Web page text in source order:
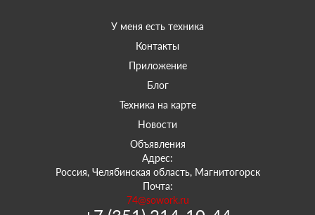
У меня есть техника
Контакты
Приложение
Блог
Техника на карте
Новости
Объявления
Адрес:
Россия, Челябинская область, Магнитогорск
Почта:
74@sowork.ru